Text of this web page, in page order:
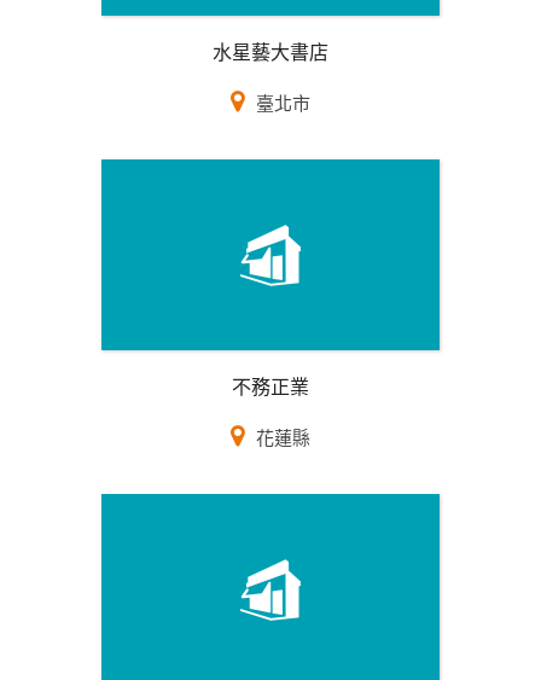
水星藝大書店
臺北市
不務正業
花蓮縣